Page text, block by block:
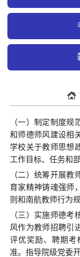
（一）制定制度规
和师德师风建设相
学校关于教师思想
工作目标、任务和
（二）统筹开展教
育家精神铸魂强师
则和南航教师行为
（三）实施师德考
风作为教师招聘引
评优奖励、聘期考
准。指导院级党委